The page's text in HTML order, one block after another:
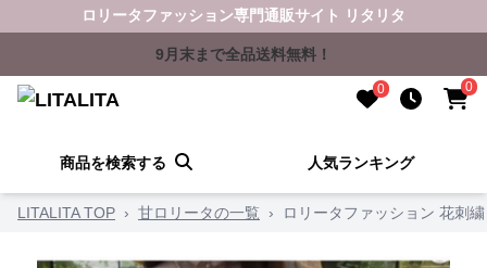
ロリータファッション専門通販サイト リタリタ
9月末まで全品送料無料！
0 0
商品を検索する 人気ランキング
LITALITA TOP › 甘ロリータの一覧 › ロリータファッション 花刺